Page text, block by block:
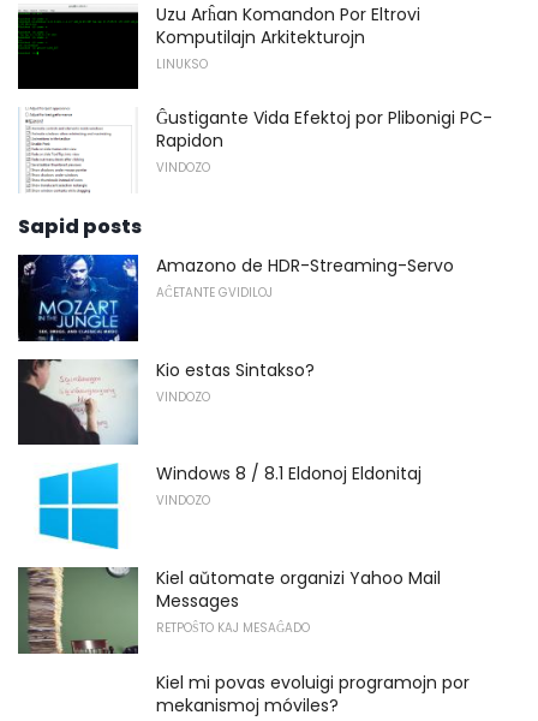
Uzu Arĥan Komandon Por Eltrovi
Komputilajn Arkitekturojn
LINUKSO
Ĝustigante Vida Efektoj por Plibonigi PC-
Rapidon
VINDOZO
Sapid posts
Amazono de HDR-Streaming-Servo
AĈETANTE GVIDILOJ
Kio estas Sintakso?
VINDOZO
Windows 8 / 8.1 Eldonoj Eldonitaj
VINDOZO
Kiel aŭtomate organizi Yahoo Mail
Messages
RETPOŜTO KAJ MESAĜADO
Kiel mi povas evoluigi programojn por
mekanismoj móviles?